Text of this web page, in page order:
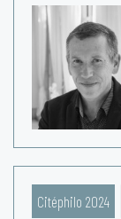
Citéphilo 2024